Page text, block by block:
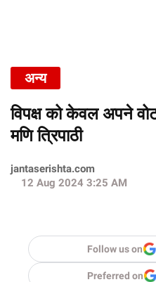
अन्य
विपक्ष को केवल अपने
मणि त्रिपाठी
jantaserishta.com
12 Aug 2024 3:25 AM
Follow us on
Preferred on